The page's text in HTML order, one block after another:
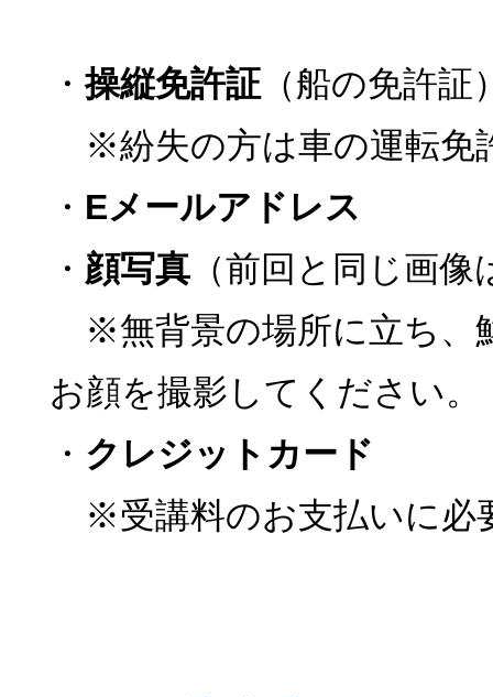
・操縦免許証（船の免許証
※紛失の方は車の運転免
・ Eメールアドレス
・ 顔写真（前回と同じ画像
※無背景の場所に立ち、
お顔を撮影してください。
・ クレジットカード
※受講料のお支払いに必